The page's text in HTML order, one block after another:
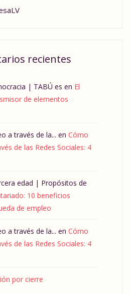
recientes
| TABÚ es en El
de elementos
a través de la... en Cómo
de las Redes Sociales: 4
edad | Propósitos de
10 beneficios
de empleo
a través de la... en Cómo
de las Redes Sociales: 4
por cierre